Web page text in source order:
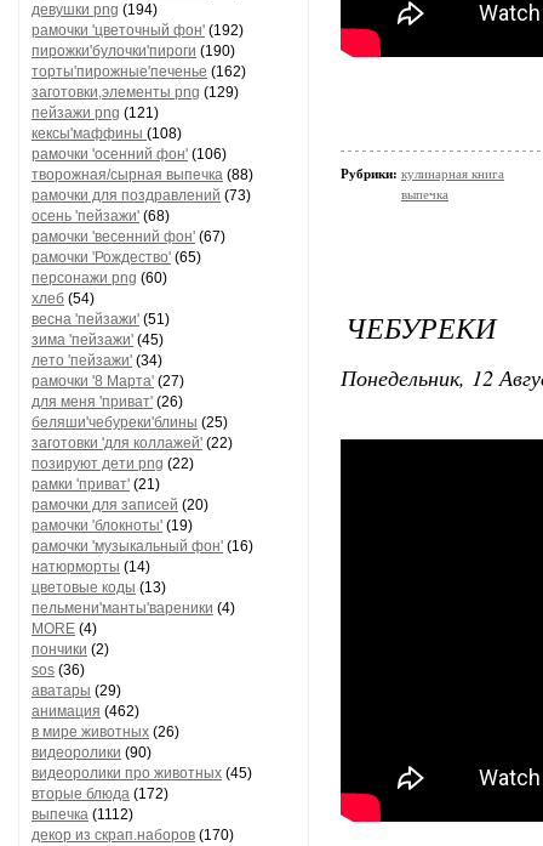
девушки png (194)
рамочки 'цветочный фон' (192)
пирожки'булочки'пироги (190)
торты'пирожные'печенье (162)
заготовки,элементы png (129)
пейзажи png (121)
кексы'маффины (108)
рамочки 'осенний фон' (106)
творожная/сырная выпечка (88)
рамочки для поздравлений (73)
осень 'пейзажи' (68)
рамочки 'весенний фон' (67)
рамочки 'Рождество' (65)
персонажи png (60)
хлеб (54)
весна 'пейзажи' (51)
зима 'пейзажи' (45)
лето 'пейзажи' (34)
рамочки '8 Марта' (27)
для меня 'приват' (26)
беляши'чебуреки'блины (25)
заготовки 'для коллажей' (22)
позируют дети png (22)
рамки 'приват' (21)
рамочки для записей (20)
рамочки 'блокноты' (19)
рамочки 'музыкальный фон' (16)
натюрморты (14)
цветовые коды (13)
пельмени'манты'вареники (4)
MORE (4)
пончики (2)
sos (36)
аватары (29)
анимация (462)
в мире животных (26)
видеоролики (90)
видеоролики про животных (45)
вторые блюда (172)
выпечка (1112)
декор из скрап.наборов (170)
Рубрики: кулинарная книга
выпечка
ЧЕБУРЕКИ
Понедельник, 12